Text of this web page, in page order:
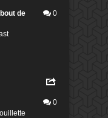
de
0
0